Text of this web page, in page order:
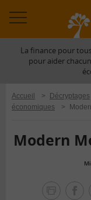
àLa finance pour
pour aider
Accueil > Décryptages
économiques
>
Modern